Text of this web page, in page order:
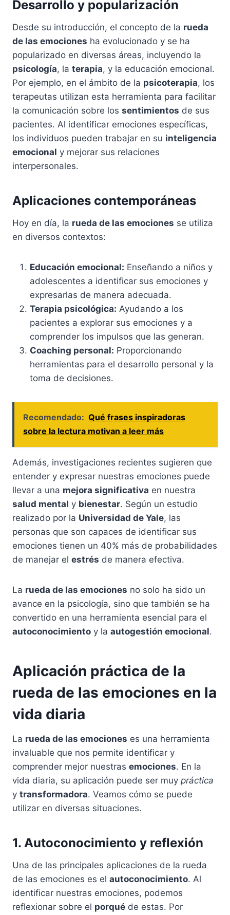
Desarrollo y popularización
Desde su introducción, el concepto de la rueda
de las emociones ha evolucionado y se ha
popularizado en diversas áreas, incluyendo la
psicología, la terapia, y la educación emocional.
Por ejemplo, en el ámbito de la psicoterapia, los
terapeutas utilizan esta herramienta para facilitar
la comunicación sobre los sentimientos de sus
pacientes. Al identificar emociones específicas,
los individuos pueden trabajar en su inteligencia
emocional y mejorar sus relaciones
interpersonales.
Aplicaciones contemporáneas
Hoy en día, la rueda de las emociones se utiliza
en diversos contextos:
Educación emocional: Enseñando a niños y
adolescentes a identificar sus emociones y
expresarlas de manera adecuada.
Terapia psicológica: Ayudando a los
pacientes a explorar sus emociones y a
comprender los impulsos que las generan.
Coaching personal: Proporcionando
herramientas para el desarrollo personal y la
toma de decisiones.
Recomendado: Qué frases inspiradoras
sobre la lectura motivan a leer más
Además, investigaciones recientes sugieren que
entender y expresar nuestras emociones puede
llevar a una mejora significativa en nuestra
salud mental y bienestar. Según un estudio
realizado por la Universidad de Yale, las
personas que son capaces de identificar sus
emociones tienen un 40% más de probabilidades
de manejar el estrés de manera efectiva.
La rueda de las emociones no solo ha sido un
avance en la psicología, sino que también se ha
convertido en una herramienta esencial para el
autoconocimiento y la autogestión emocional.
Aplicación práctica de la
rueda de las emociones en la
vida diaria
La rueda de las emociones es una herramienta
invaluable que nos permite identificar y
comprender mejor nuestras emociones. En la
vida diaria, su aplicación puede ser muy práctica
y transformadora. Veamos cómo se puede
utilizar en diversas situaciones.
1. Autoconocimiento y reflexión
Una de las principales aplicaciones de la rueda
de las emociones es el autoconocimiento. Al
identificar nuestras emociones, podemos
reflexionar sobre el porqué de estas. Por